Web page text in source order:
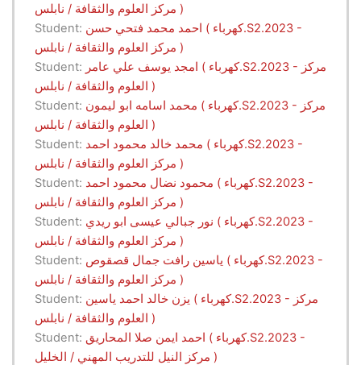
مركز العلوم والثقافة / نابلس )
Student: احمد محمد فتحي حسن ( كهرباء.S2.2023 -
مركز العلوم والثقافة / نابلس )
Student: امجد يوسف علي عامر ( كهرباء.S2.2023 - مركز
العلوم والثقافة / نابلس )
Student: محمد اسامه ابو ليمون ( كهرباء.S2.2023 - مركز
العلوم والثقافة / نابلس )
Student: محمد خالد محمود احمد ( كهرباء.S2.2023 -
مركز العلوم والثقافة / نابلس )
Student: محمود نضال محمود احمد ( كهرباء.S2.2023 -
مركز العلوم والثقافة / نابلس )
Student: نور جبالي عيسى ابو ريدي ( كهرباء.S2.2023 -
مركز العلوم والثقافة / نابلس )
Student: ياسين رافت جمال قصقوص ( كهرباء.S2.2023 -
مركز العلوم والثقافة / نابلس )
Student: يزن خالد احمد ياسين ( كهرباء.S2.2023 - مركز
العلوم والثقافة / نابلس )
Student: احمد ايمن صلا المحاريق ( كهرباء.S2.2023 -
مركز النيل للتدريب المهني / الخليل )